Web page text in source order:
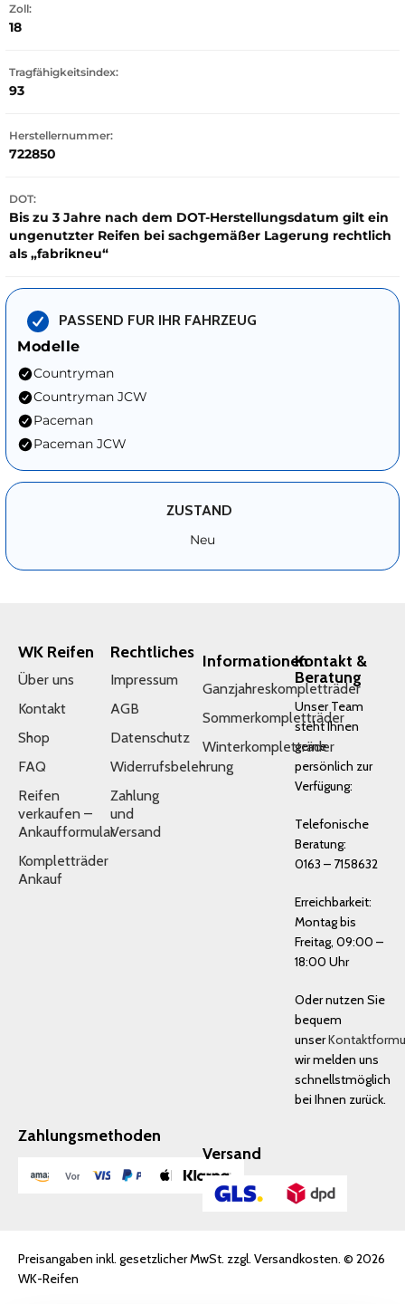
Zoll:
18
Tragfähigkeitsindex:
93
Herstellernummer:
722850
DOT:
Bis zu 3 Jahre nach dem DOT-Herstellungsdatum gilt ein
ungenutzter Reifen bei sachgemäßer Lagerung rechtlich
als „fabrikneu“
PASSEND FUR IHR FAHRZEUG
Modelle
Countryman
Countryman JCW
Paceman
Paceman JCW
ZUSTAND
Neu
WK Reifen
Über uns
Kontakt
Shop
FAQ
Reifen
verkaufen –
Ankaufformular
Kompletträder
Ankauf
Rechtliches
Impressum
AGB
Datenschutz
Widerrufsbelehrung
Zahlung
und
Versand
Informationen
Ganzjahreskompletträder
Sommerkompletträder
Winterkompletträder
Kontakt &
Beratung
Unser Team
steht Ihnen
gerne
persönlich zur
Verfügung:
Telefonische
Beratung:
0163 – 7158632
Erreichbarkeit:
Montag bis
Freitag, 09:00 –
18:00 Uhr
Oder nutzen Sie
bequem
unser
wir melden uns
schnellstmöglich
bei Ihnen zurück.
Zahlungsmethoden
Versand
Preisangaben inkl. gesetzlicher MwSt. zzgl. Versandkosten. © 2026
WK-Reifen